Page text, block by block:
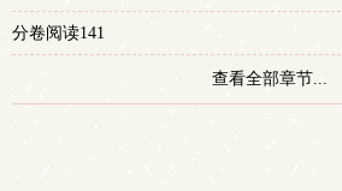
分卷阅读141
查看全部章节...